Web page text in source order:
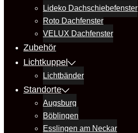
Lideko Dachschiebefenster
Roto Dachfenster
VELUX Dachfenster
Zubehör
Lichtkuppel
Lichtbänder
Standorte
Augsburg
Böblingen
Esslingen am Neckar